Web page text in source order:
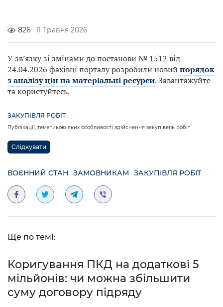
826 11 Травня 2026
У зв’язку зі змінами до постанови № 1512 від
24.04.2026 фахівці порталу розробили новий порядок
з аналізу цін на матеріальні ресурси. Завантажуйте
та користуйтесь.
ЗАКУПІВЛЯ РОБІТ
Публікації, тематикою яких особливості здійснення закупівель робіт
Слідкувати
ВОЄННИЙ СТАН ЗАМОВНИКАМ ЗАКУПІВЛЯ РОБІТ
Ще по темі:
Коригування ПКД на додаткові 5
мільйонів: чи можна збільшити
суму договору підряду